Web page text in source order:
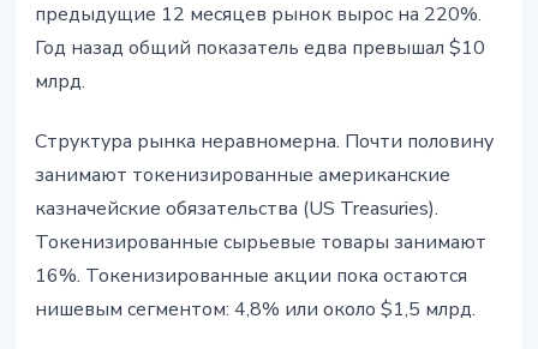
предыдущие 12 месяцев рынок вырос на 220%.
Год назад общий показатель едва превышал $10
млрд.
Структура рынка неравномерна. Почти половину
занимают токенизированные американские
казначейские обязательства (US Treasuries).
Токенизированные сырьевые товары занимают
16%. Токенизированные акции пока остаются
нишевым сегментом: 4,8% или около $1,5 млрд.